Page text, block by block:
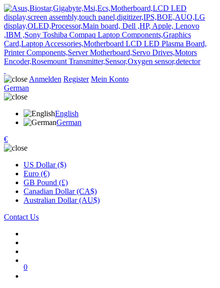
Anmelden Register Mein Konto
German
English
German
€
US Dollar ($)
Euro (€)
GB Pound (£)
Canadian Dollar (CA$)
Australian Dollar (AU$)
Contact Us
0